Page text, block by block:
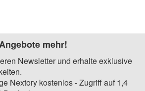
mehr!
Newsletter und erhalte exklusive
Nextory kostenlos - Zugriff auf 1,4